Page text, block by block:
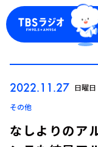
2022.11.27 日曜日
その他
なしよりのア